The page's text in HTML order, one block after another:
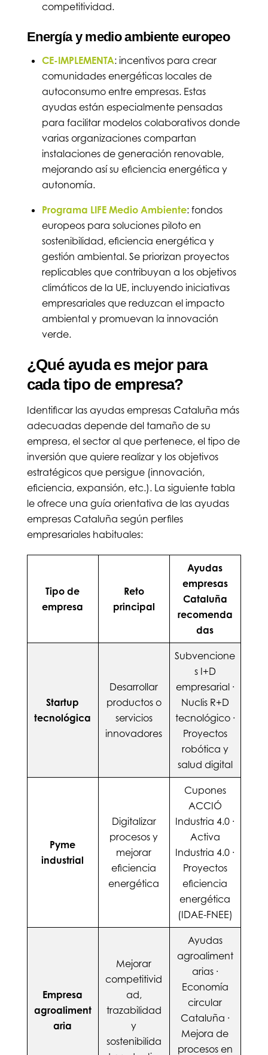
competitividad.
Energía y medio ambiente europeo
CE-IMPLEMENTA: incentivos para crear
comunidades energéticas locales de
autoconsumo entre empresas. Estas
ayudas están especialmente pensadas
para facilitar modelos colaborativos donde
varias organizaciones compartan
instalaciones de generación renovable,
mejorando así su eficiencia energética y
autonomía.
Programa LIFE Medio Ambiente: fondos
europeos para soluciones piloto en
sostenibilidad, eficiencia energética y
gestión ambiental. Se priorizan proyectos
replicables que contribuyan a los objetivos
climáticos de la UE, incluyendo iniciativas
empresariales que reduzcan el impacto
ambiental y promuevan la innovación
verde.
¿Qué ayuda es mejor para
cada tipo de empresa?
Identificar las ayudas empresas Cataluña más
adecuadas depende del tamaño de su
empresa, el sector al que pertenece, el tipo de
inversión que quiere realizar y los objetivos
estratégicos que persigue (innovación,
eficiencia, expansión, etc.). La siguiente tabla
le ofrece una guía orientativa de las ayudas
empresas Cataluña según perfiles
empresariales habituales:
Tipo de
empresa
Reto
principal
Ayudas
empresas
Cataluña
recomenda
das
Startup
tecnológica
Desarrollar
productos o
servicios
innovadores
Subvencione
s I+D
empresarial ·
Nuclis R+D
tecnológico ·
Proyectos
robótica y
salud digital
Pyme
industrial
Digitalizar
procesos y
mejorar
eficiencia
energética
Cupones
ACCIÓ
Industria 4.0 ·
Activa
Industria 4.0 ·
Proyectos
eficiencia
energética
(IDAE-FNEE)
Empresa
agroaliment
aria
Mejorar
competitivid
ad,
trazabilidad
y
sostenibilida
Ayudas
agroaliment
arias ·
Economía
circular
Cataluña ·
Mejora de
procesos en